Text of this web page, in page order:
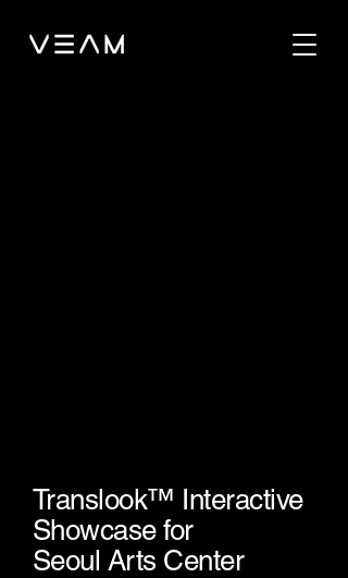
Translook™ Interactive
Showcase for
Seoul Arts Center